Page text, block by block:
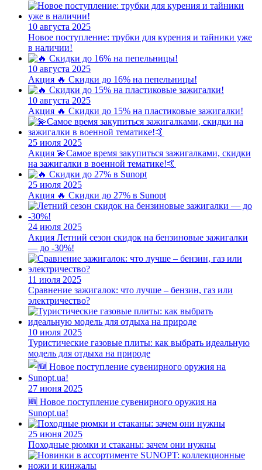
10 августа 2025
Новое поступление: трубки для курения и тайники уже
в наличии!
10 августа 2025
Акция 🔥 Скидки до 16% на пепельницы!
10 августа 2025
Акция 🔥 Скидки до 15% на пластиковые зажигалки!
25 июля 2025
Акция 💫Самое время закупиться зажигалками, скидки
на зажигалки в военной тематике!🤙
25 июля 2025
Акция 🔥 Скидки до 27% в Sunopt
24 июля 2025
Акция Летний сезон скидок на бензиновые зажигалки
— до -30%!
11 июля 2025
Сравнение зажигалок: что лучше – бензин, газ или
электричество?
10 июля 2025
Туристические газовые плиты: как выбрать идеальную
модель для отдыха на природе
27 июня 2025
🆕 Новое поступление сувенирного оружия на
Sunopt.ua!
25 июня 2025
Походные рюмки и стаканы: зачем они нужны